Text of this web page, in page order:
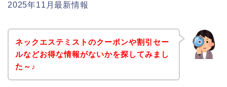
2025年11月最新情報
ネックエステミストのクーポンや割引セー
ルなどお得な情報がないかを探してみまし
た～♪